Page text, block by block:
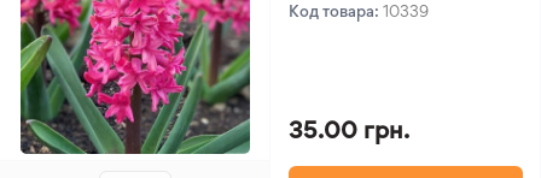
Код товара: 10339
35.00 грн.